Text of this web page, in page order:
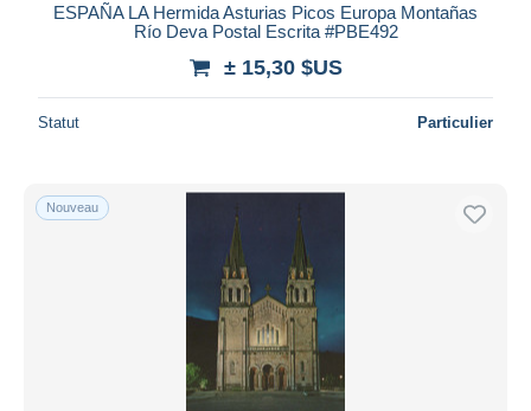
ESPAÑA LA Hermida Asturias Picos Europa Montañas
Río Deva Postal Escrita #PBE492
± 15,30 $US
Statut Particulier
Nouveau